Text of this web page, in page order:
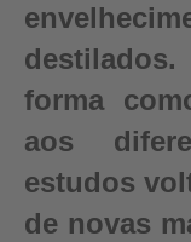
forma
aos
estudos
de novas